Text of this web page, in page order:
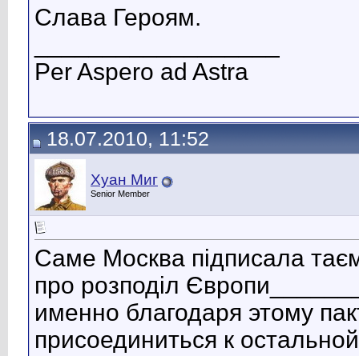
Слава Героям.
Per Aspero ad Astra
18.07.2010, 11:52
Хуан Миг
Senior Member
Саме Москва підписала
про розподіл
именно благодаря этому
присоединиться к